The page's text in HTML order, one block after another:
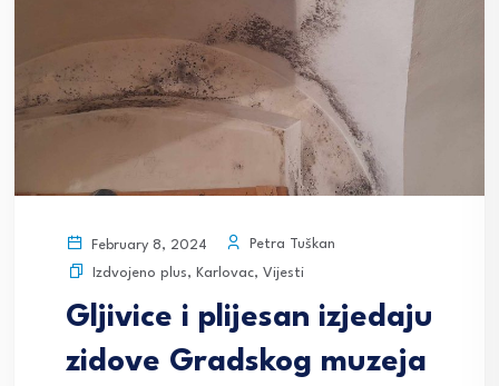
February 8, 2024
Petra Tuškan
Izdvojeno plus, Karlovac, Vijesti
Gljivice i plijesan izjedaju
zidove Gradskog muzeja